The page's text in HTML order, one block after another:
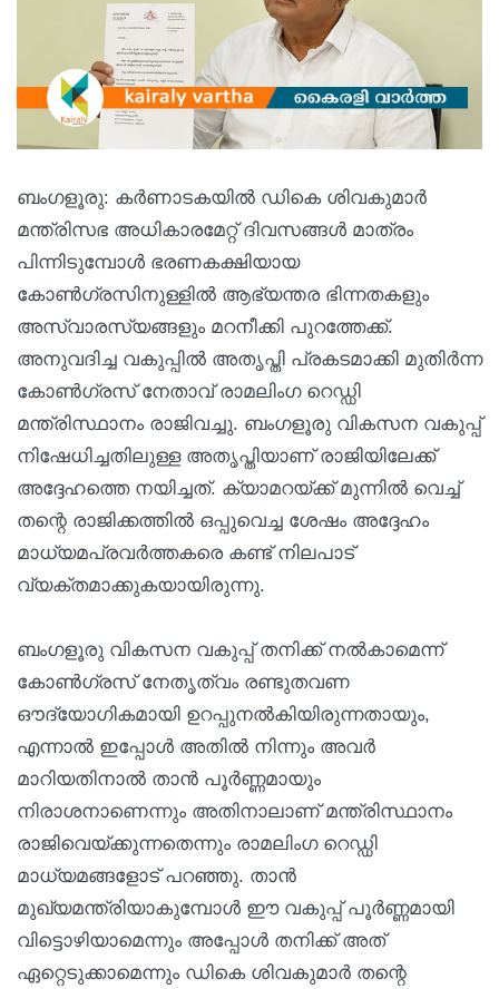
ബംഗളൂരു: കർണാടകയിൽ ഡികെ ശിവകുമാർ
മന്ത്രിസഭ അധികാരമേറ്റ് ദിവസങ്ങൾ മാത്രം
പിന്നിടുമ്പോൾ ഭരണകക്ഷിയായ
കോൺഗ്രസിനുള്ളിൽ ആഭ്യന്തര ഭിന്നതകളും
അസ്വാരസ്യങ്ങളും മറനീക്കി പുറത്തേക്ക്.
അനുവദിച്ച വകുപ്പിൽ അതൃപ്തി പ്രകടമാക്കി മുതിർന്ന
കോൺഗ്രസ് നേതാവ് രാമലിംഗ റെഡ്ഡി
മന്ത്രിസ്ഥാനം രാജിവച്ചു. ബംഗളൂരു വികസന വകുപ്പ്
നിഷേധിച്ചതിലുള്ള അതൃപ്തിയാണ് രാജിയിലേക്ക്
അദ്ദേഹത്തെ നയിച്ചത്. ക്യാമറയ്ക്ക് മുന്നിൽ വെച്ച്
തന്റെ രാജിക്കത്തിൽ ഒപ്പുവെച്ച ശേഷം അദ്ദേഹം
മാധ്യമപ്രവർത്തകരെ കണ്ട് നിലപാട്
വ്യക്തമാക്കുകയായിരുന്നു.
ബംഗളൂരു വികസന വകുപ്പ് തനിക്ക് നൽകാമെന്ന്
കോൺഗ്രസ് നേതൃത്വം രണ്ടുതവണ
ഔദ്യോഗികമായി ഉറപ്പുനൽകിയിരുന്നതായും,
എന്നാൽ ഇപ്പോൾ അതിൽ നിന്നും അവർ
മാറിയതിനാൽ താൻ പൂർണ്ണമായും
നിരാശനാണെന്നും അതിനാലാണ് മന്ത്രിസ്ഥാനം
രാജിവെയ്ക്കുന്നതെന്നും രാമലിംഗ റെഡ്ഡി
മാധ്യമങ്ങളോട് പറഞ്ഞു. താൻ
മുഖ്യമന്ത്രിയാകുമ്പോൾ ഈ വകുപ്പ് പൂർണ്ണമായി
വിട്ടൊഴിയാമെന്നും അപ്പോൾ തനിക്ക് അത്
ഏറ്റെടുക്കാമെന്നും ഡികെ ശിവകുമാർ തന്റെ